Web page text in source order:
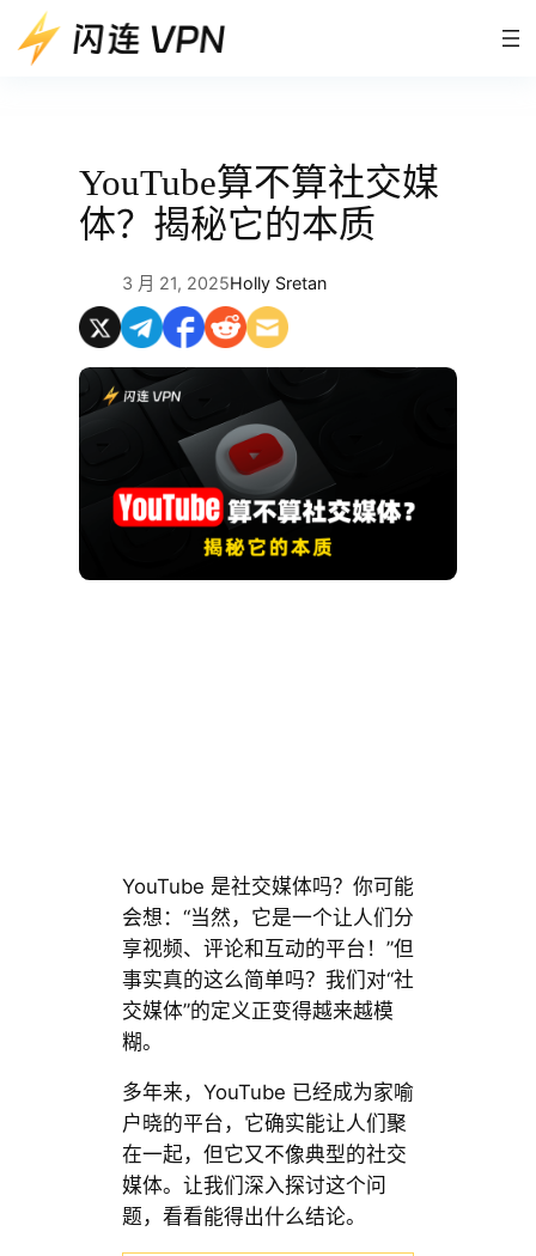
至
YouTube算不算社交媒
体？揭秘它的本质
3 月 21, 2025Holly Sretan
YouTube 是社交媒体吗？你可能
会想：“当然，它是一个让人们分
享视频、评论和互动的平台！”但
事实真的这么简单吗？我们对“社
交媒体”的定义正变得越来越模
糊。
多年来，YouTube 已经成为家喻
户晓的平台，它确实能让人们聚
在一起，但它又不像典型的社交
媒体。让我们深入探讨这个问
题，看看能得出什么结论。